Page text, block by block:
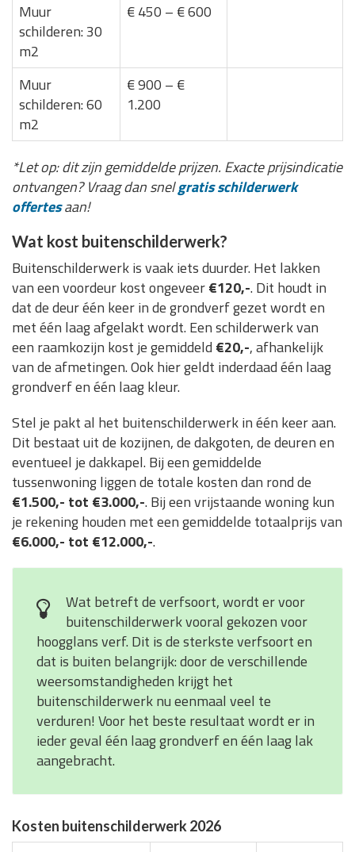
Muur
schilderen: 30
m2
€ 450 – € 600
Muur
schilderen: 60
m2
€ 900 – €
1.200
*Let op: dit zijn gemiddelde prijzen. Exacte prijsindicatie
ontvangen? Vraag dan snelgratis schilderwerk
offertesaan!
Wat kost buitenschilderwerk?
Buitenschilderwerk is vaak iets duurder. Het lakken
van een voordeur kost ongeveer€120,-. Dit houdt in
dat de deur één keer in de grondverf gezet wordt en
met één laag afgelakt wordt. Een schilderwerk van
een raamkozijn kost je gemiddeld €20,-, afhankelijk
van de afmetingen. Ook hier geldt inderdaad één laag
grondverf en één laag kleur.
Stel je pakt al het buitenschilderwerk in één keer aan.
Dit bestaat uit de kozijnen, de dakgoten, de deuren en
eventueel je dakkapel. Bij een gemiddelde
tussenwoning liggen de totale kosten dan rond de
€1.500,- tot €3.000,-. Bij een vrijstaande woning kun
je rekening houden met een gemiddelde totaalprijs van
€6.000,- tot €12.000,-.
Wat betreft de verfsoort, wordt er voor
buitenschilderwerk vooral gekozen voor
hoogglans verf. Dit is de sterkste verfsoort en
dat is buiten belangrijk: door de verschillende
weersomstandigheden krijgt het
buitenschilderwerk nu eenmaal veel te
verduren! Voor het beste resultaat wordt er in
ieder geval één laag grondverf en één laag lak
aangebracht.
Kosten buitenschilderwerk 2026